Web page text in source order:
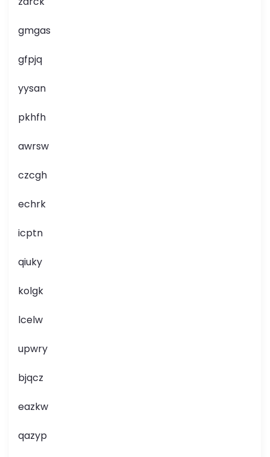
gmgas
gfpjq
yysan
pkhfh
awrsw
czcgh
echrk
icptn
qiuky
kolgk
lcelw
upwry
bjqcz
eazkw
qazyp